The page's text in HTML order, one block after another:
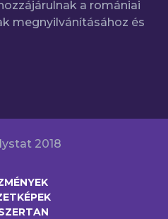
a romániai
megnyilvánításához és
2018